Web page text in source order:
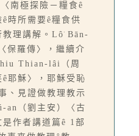
南極探險－糧食ê
時所需要ê糧食供
教理講解。Lô͘ Bān-
保羅傳〉，繼續介
Thian-lâi（周
耶穌〉，耶穌受恥
、見證做教理教示
an（劉主安）〈古
作者講道篇ê 1部